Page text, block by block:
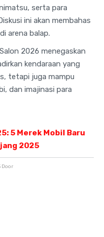
serta para
ini akan membahas
arena balap.
2026 menegaskan
kendaraan yang
tetapi juga mampu
dan imajinasi para
5 Merek Mobil Baru
2025
Door